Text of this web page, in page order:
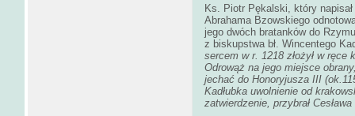
Ks. Piotr Pękalski, który
Abrahama Bzowskiego
jego dwóch bratanków do
z biskupstwa bł. Wincentego
sercem w r. 1218 złożył w
Odrowąż na jego miejsce
jechać do Honoryjusza III
Kadłubka uwolnienie od
zatwierdzenie, przybrał